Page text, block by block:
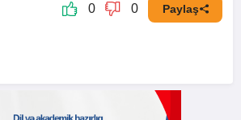
0 0 Paylaş